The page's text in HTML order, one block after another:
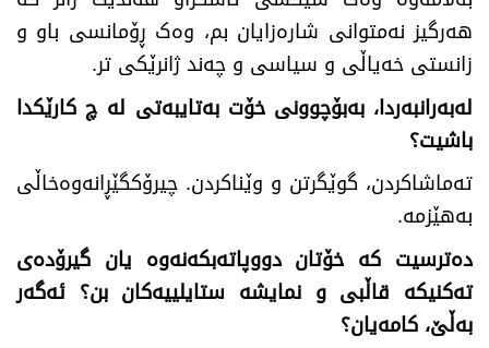
هەرگیز نەمتوانی شارەزایان بم، وەک ڕۆمانسی باو و
زانستی خەیاڵی و سیاسی و چەند ژانرێکی تر.
لەبەرانبەردا، بەبۆچوونی خۆت بەتایبەتی لە چ کارێکدا
باشیت؟
تەماشاکردن، گوێگرتن و وێناکردن. چیرۆکگێڕانەوەخاڵی
بەهێزمە.
دە‌ترسیت کە خۆتان دووپاتەبکەنەوە یان گیرۆدەی
تەکنیکە قاڵبی و نمایشە ستایلییەکان بن؟ ئەگەر
بەڵێ، کامەیان؟